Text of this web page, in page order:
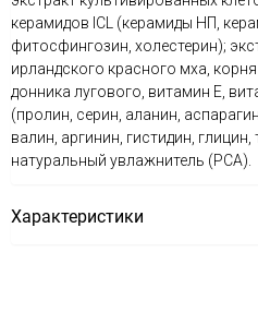
керамидов ICL (керамиды НП,
фитосфингозин, холестерин);
ирландского красного мха,
донника лугового, витамин Е,
(пролин, серин, аланин,
валин, аргинин, гистидин,
натуральный увлажнитель (РСА).
Характеристики